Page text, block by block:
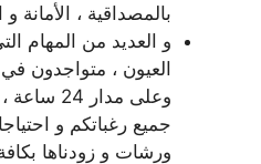
بالمصداقية ، الأمانة
و العديد من المهام
العيون ، متواجدون
وعلى
جميع رغباتكم و
ورشات و زودناها